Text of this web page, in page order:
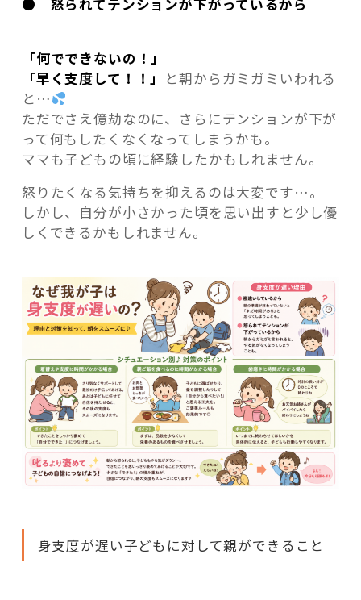
● 怒られてテンションが下がっているから
「何でできないの！」
「早く支度して！！」
と朝からガミガミいわれる
と…
ただでさえ億劫なのに、さらにテンションが下が
って何もしたくなくなってしまうかも。
ママも子どもの頃に経験したかもしれません。
怒りたくなる気持ちを抑えるのは大変です…。
しかし、自分が小さかった頃を思い出すと少し優
しくできるかもしれません。
身支度が遅い子どもに対して親ができること